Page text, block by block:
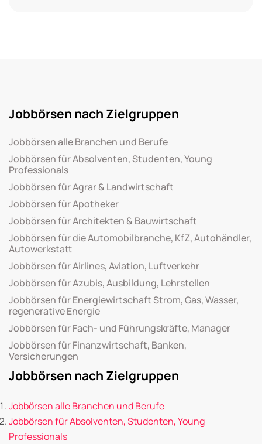
Jobbörsen nach Zielgruppen
Jobbörsen alle Branchen und Berufe
Jobbörsen für Absolventen, Studenten, Young
Professionals
Jobbörsen für Agrar & Landwirtschaft
Jobbörsen für Apotheker
Jobbörsen für Architekten & Bauwirtschaft
Jobbörsen für die Automobilbranche, KfZ, Autohändler,
Autowerkstatt
Jobbörsen für Airlines, Aviation, Luftverkehr
Jobbörsen für Azubis, Ausbildung, Lehrstellen
Jobbörsen für Energiewirtschaft Strom, Gas, Wasser,
regenerative Energie
Jobbörsen für Fach- und Führungskräfte, Manager
Jobbörsen für Finanzwirtschaft, Banken,
Versicherungen
Jobbörsen nach Zielgruppen
Jobbörsen alle Branchen und Berufe
Jobbörsen für Absolventen, Studenten, Young
Professionals